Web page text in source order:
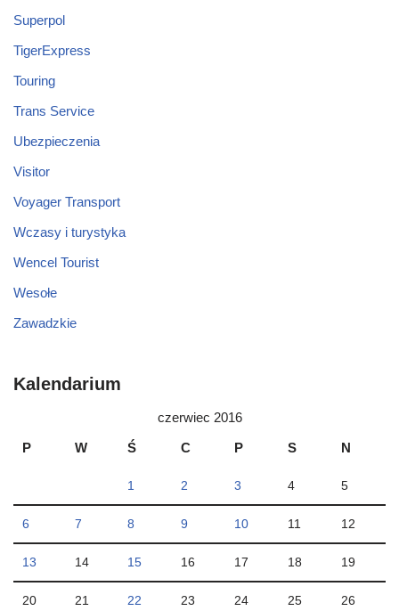
Superpol
TigerExpress
Touring
Trans Service
Ubezpieczenia
Visitor
Voyager Transport
Wczasy i turystyka
Wencel Tourist
Wesołe
Zawadzkie
Kalendarium
czerwiec 2016
P
W Ś C P S N
1 2 3 4 5
6 7 8 9 10 11 12
13 14 15 16 17 18 19
20 21 22 23 24 25 26